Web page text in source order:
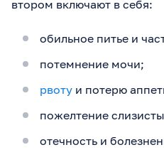
втором включают в себя:
обильное питье и
потемнение мочи;
рвоту и потерю
пожелтение
отечность и